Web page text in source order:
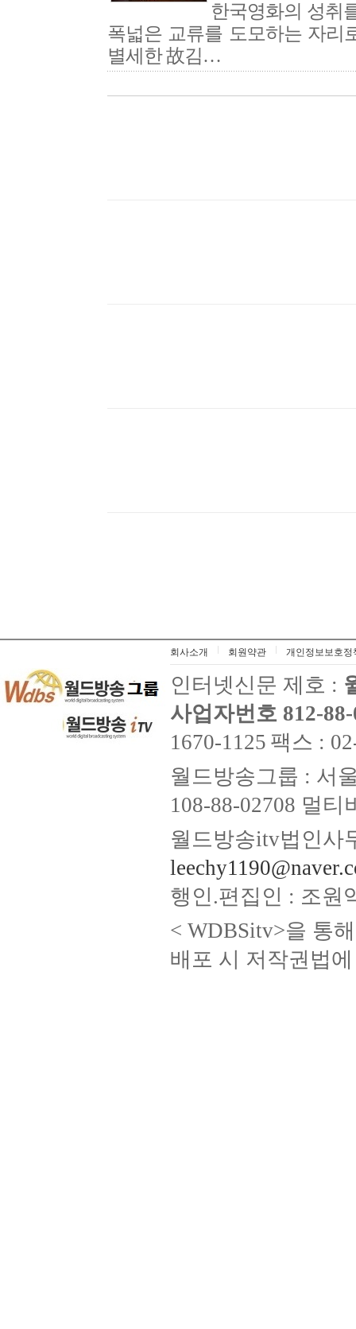
한국영화의 성취
폭넓은 교류를 도모하는 자리
별세한 故김…
회사소개 회원약관 개인정보보호정
인터넷신문 제호 :
사업자번호 812-
1670-1125 팩스 :
월드방송그룹 : 서
108-88-02708 멀
월드방송itv법인사
행인.편집인 : 조원
< WDBSitv>을 통
배포 시 저작권법